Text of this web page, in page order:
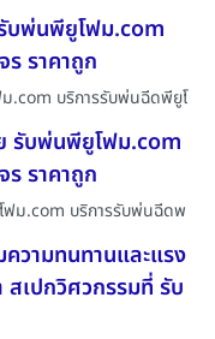
บพ่นพียูโฟม.com
ราคาถูก
.com บริการรับพ่นฉีดพียูโ
รับพ่นพียูโฟม.com
ราคาถูก
ฟม.com บริการรับพ่นฉีดพ
วามทนทานและแรง
เปกวิศวกรรมที่ รับ